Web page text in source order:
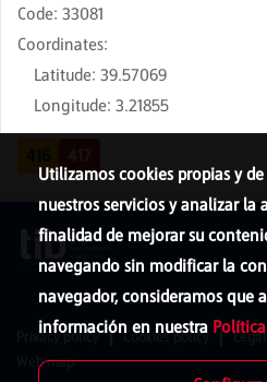
Code: 33081
Coordinates:
Latitude: 39.57069
Longitude: 3.21855
Utilizamos cookies propias y
nuestros servicios y analizar la
finalidad de mejorar su
navegando sin modificar la
navegador, consideramos que
información en nuestra
Privacy policy Cookies policy
Web map